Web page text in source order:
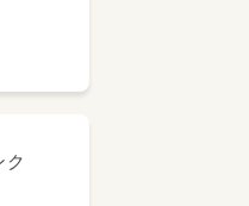
ク